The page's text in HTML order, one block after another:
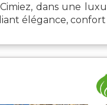
dans une
élégance,